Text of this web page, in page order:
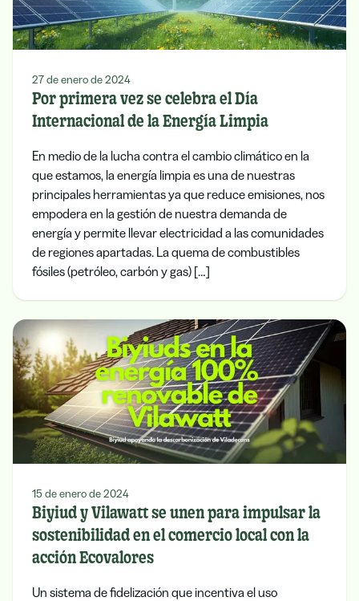
27 de enero de 2024
Por primera vez se celebra el Día
Internacional de la Energía Limpia
En medio de la lucha contra el cambio climático en la
que estamos, la energía limpia es una de nuestras
principales herramientas ya que reduce emisiones, nos
empodera en la gestión de nuestra demanda de
energía y permite llevar electricidad a las comunidades
de regiones apartadas. La quema de combustibles
fósiles (petróleo, carbón y gas) […]
15 de enero de 2024
Biyiud y Vilawatt se unen para impulsar la
sostenibilidad en el comercio local con la
acción Ecovalores
Un sistema de fidelización que incentiva el uso